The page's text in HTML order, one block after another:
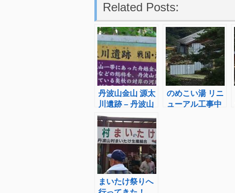
Related Posts:
丹波山金山 源太
川遺跡 – 丹波山
村 グリーンロー
ド –
のめこい湯 リニ
ューアル工事中
まいたけ祭りへ